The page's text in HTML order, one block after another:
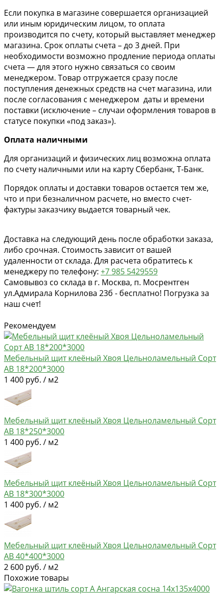
Если покупка в магазине совершается организацией
или иным юридическим лицом, то оплата
производится по счету, который выставляет менеджер
магазина. Срок оплаты счета – до 3 дней. При
необходимости возможно продление периода оплаты
счета — для этого нужно связаться со своим
менеджером. Товар отгружается сразу после
поступления денежных средств на счет магазина, или
после согласования с менеджером даты и времени
поставки (исключение – случаи оформления товаров в
статусе покупки «под заказ»).
Оплата наличными
Для организаций и физических лиц возможна оплата
по счету наличными или на карту Сбербанк, Т-Банк.
Порядок оплаты и доставки товаров остается тем же,
что и при безналичном расчете, но вместо счет-
фактуры заказчику выдается товарный чек.
Доставка на следующий день после обработки заказа,
либо срочная. Стоимость зависит от вашей
удаленности от склада. Для расчета обратитесь к
менеджеру по телефону: +7 985 5429559
Самовывоз со склада в г. Москва, п. Мосрентген
ул.Адмирала Корнилова 23б - бесплатно! Погрузка за
наш счет!
Рекомендуем
Мебельный щит клеёный Хвоя Цельноламельный Сорт
AB 18*200*3000
1 400 руб. / м2
Мебельный щит клеёный Хвоя Цельноламельный Сорт
AB 18*250*3000
1 400 руб. / м2
Мебельный щит клеёный Хвоя Цельноламельный Сорт
AB 18*300*3000
1 400 руб. / м2
Мебельный щит клеёный Хвоя Цельноламельный Сорт
AB 40*400*3000
2 600 руб. / м2
Похожие товары